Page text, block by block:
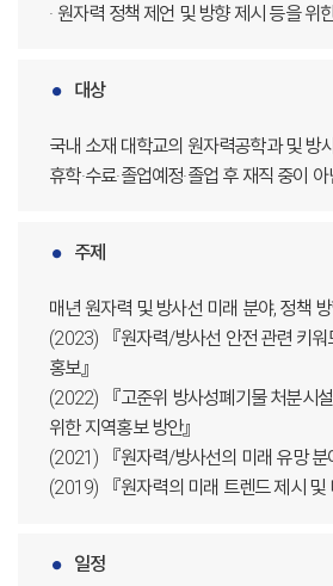
· 원자력 정책 제언 및 방향 제시 등을 위
대상
국내 소재 대학교의 원자력공학과 및 방
휴학·수료·졸업예정·졸업 후 재직 중이
주제
매년 원자력 및 방사선 미래 분야, 정책
(2023) 『원자력/방사선 안전 관련 키워
홍보』
(2022) 『고준위 방사성폐기물 처분시
위한 지역홍보 방안』
(2021) 『원자력/방사선의 미래 유망 분
(2019) 『원자력의 미래 트렌드 제시 및
일정